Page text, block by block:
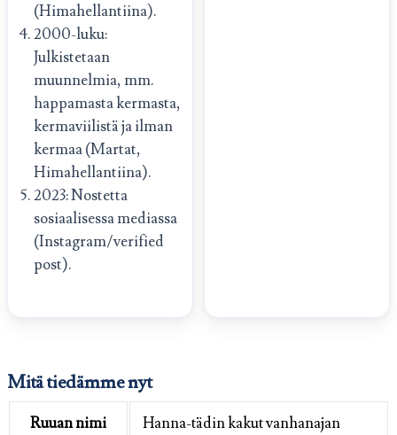
(Himahellantiina).
2000-luku:
Julkistetaan
muunnelmia, mm.
happamasta kermasta,
kermaviilistä ja ilman
kermaa (Martat,
Himahellantiina).
2023: Nostetta
sosiaalisessa mediassa
(Instagram/verified
post).
Mitä tiedämme nyt
Ruuan nimi Hanna-tädin kakut vanhanajan